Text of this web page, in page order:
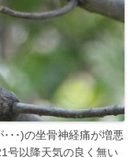
･･)の坐骨神経痛が増悪
号以降天気の良く無い